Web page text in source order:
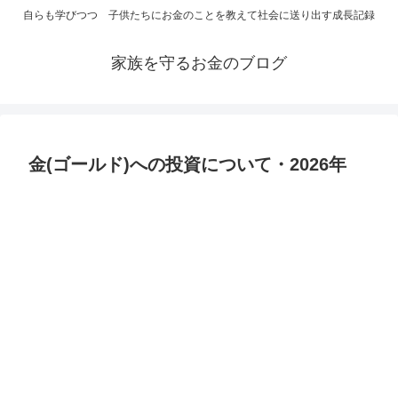
自らも学びつつ 子供たちにお金のことを教えて社会に送り出す成長記録
家族を守るお金のブログ
金(ゴールド)への投資について・2026年